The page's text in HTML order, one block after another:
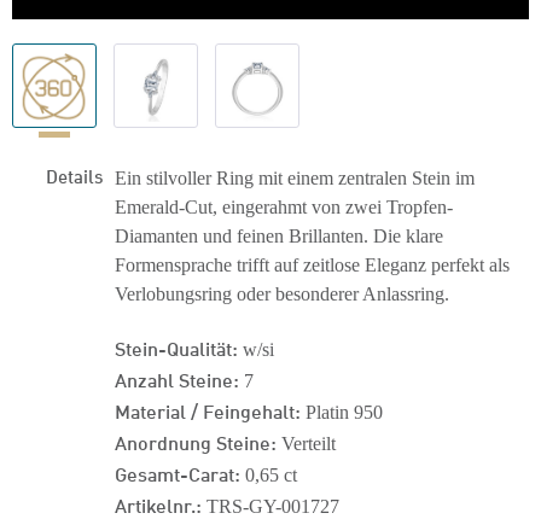
Details Ein stilvoller Ring mit einem zentralen Stein im
Emerald-Cut, eingerahmt von zwei Tropfen-
Diamanten und feinen Brillanten. Die klare
Formensprache trifft auf zeitlose Eleganz perfekt als
Verlobungsring oder besonderer Anlassring.
Stein-Qualität: w/si
Anzahl Steine: 7
Material / Feingehalt: Platin 950
Anordnung Steine: Verteilt
Gesamt-Carat: 0,65 ct
Artikelnr.: TRS-GY-001727